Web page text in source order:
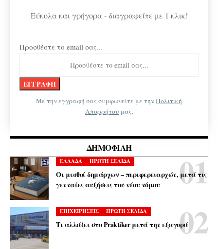
Εύκολα και γρήγορα - διαγραφείτε με 1 κλικ!
Προσθέστε το email σας...
Με την εγγραφή σας συμφωνείτε με τηνΠολιτική
Απορρήτου μας.
ΔΗΜΟΦΙΛΉ
ΕΛΛΑΔΑ ΠΡΩΤΗ ΣΕΛΙΔΑ
Οι μισθοί δημάρχων – περιφερειαρχών, μετά τις
γενναίες αυξήσεις του νέου νόμου
ΕΠΙΧΕΙΡΗΣΕΙΣ ΠΡΩΤΗ ΣΕΛΙΔΑ
Τι αλλάζει στο Praktiker μετά την εξαγορά